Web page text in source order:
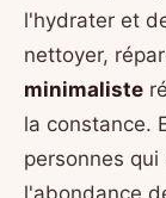
l'hydrater et
nettoyer,
minimaliste
la constance.
personnes